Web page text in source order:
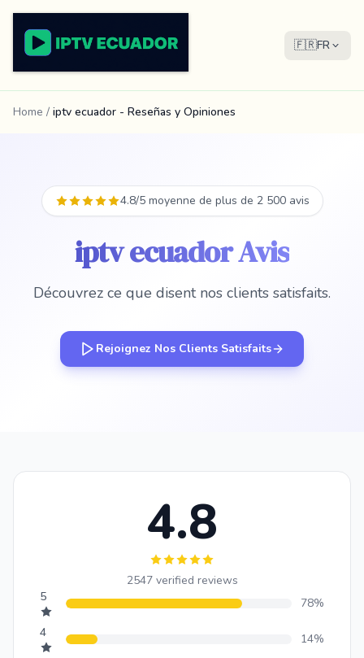
🇫🇷FR
Home / iptv ecuador - Reseñas y Opiniones
4.8/5 moyenne de plus de 2 500 avis
iptv ecuador Avis
Découvrez ce que disent nos clients satisfaits.
Rejoignez Nos Clients Satisfaits
4.8
2547 verified reviews
5
78%
4
14%